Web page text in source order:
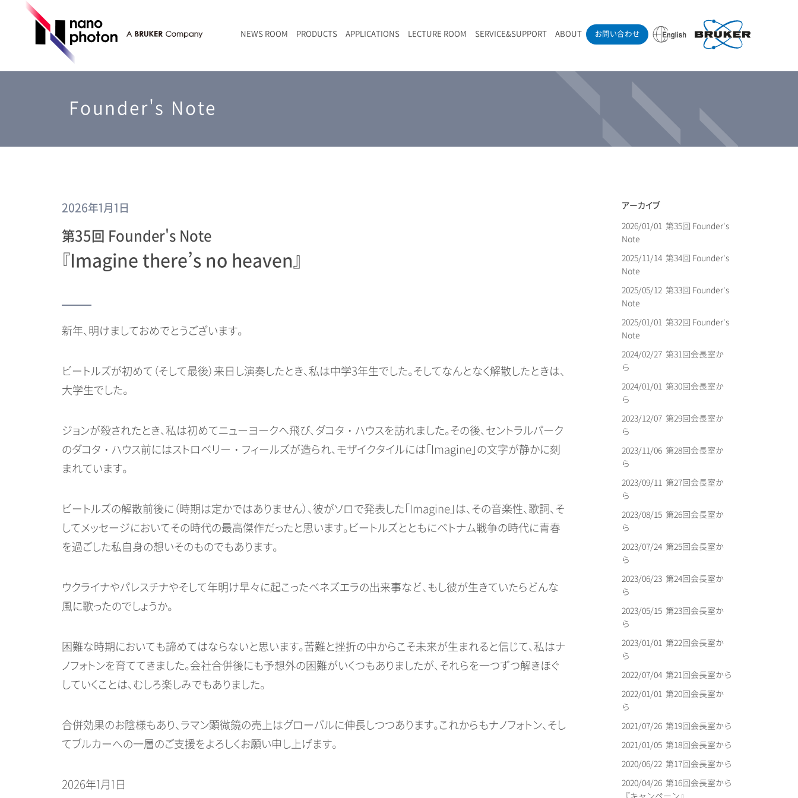
NEWS ROOM PRODUCTS
RAMANdrive | ウェハーステージ搭載ラマン顕微鏡
RAMANtouch vioLa | 紫外・深紫外ラマン顕微鏡
LIBcell | 不活性雰囲気ラマン測定用密閉容器
APPLICATIONS
無機化合物・鉱物
LECTURE ROOM SERVICE&SUPPORT ABOUT お問い合わせ
Founder's Note
2026年1月1日
第35回 Founder's Note
『Imagine there’s no heaven』
新年、明けましておめでとうございます。
ビートルズが初めて（そして最後）来日し演奏したとき、私は中学3年生でした。そしてなんとなく解散したときは、
大学生でした。
ジョンが殺されたとき、私は初めてニューヨークへ飛び、ダコタ・ハウスを訪れました。その後、セントラルパーク
のダコタ・ハウス前にはストロベリー・フィールズが造られ、モザイクタイルには「Imagine」の文字が静かに刻
まれています。
ビートルズの解散前後に（時期は定かではありません）、彼がソロで発表した「Imagine」は、その音楽性、歌詞、そ
してメッセージにおいてその時代の最高傑作だったと思います。ビートルズとともにベトナム戦争の時代に青春
を過ごした私自身の想いそのものでもあります。
ウクライナやパレスチナやそして年明け早々に起こったベネズエラの出来事など、もし彼が生きていたらどんな
風に歌ったのでしょうか。
困難な時期においても諦めてはならないと思います。苦難と挫折の中からこそ未来が生まれると信じて、私はナ
ノフォトンを育ててきました。会社合併後にも予想外の困難がいくつもありましたが、それらを一つずつ解きほぐ
していくことは、むしろ楽しみでもありました。
合併効果のお陰様もあり、ラマン顕微鏡の売上はグローバルに伸長しつつあります。これからもナノフォトン、そし
てブルカーへの一層のご支援をよろしくお願い申し上げます。
2026年1月1日
アーカイブ
2026/01/01 第35回 Founder's
Note
2025/11/14 第34回 Founder's
Note
2025/05/12 第33回 Founder's
Note
2025/01/01 第32回 Founder's
Note
2024/02/27 第31回会長室か
ら
2024/01/01 第30回会長室か
ら
2023/12/07 第29回会長室か
ら
2023/11/06 第28回会長室か
ら
2023/09/11 第27回会長室か
ら
2023/08/15 第26回会長室か
ら
2023/07/24 第25回会長室か
ら
2023/06/23 第24回会長室か
ら
2023/05/15 第23回会長室か
ら
2023/01/01 第22回会長室か
ら
2022/07/04 第21回会長室から
2022/01/01 第20回会長室か
ら
2021/07/26 第19回会長室から
2021/01/05 第18回会長室から
2020/06/22 第17回会長室から
2020/04/26 第16回会長室から
『キャンペーン』